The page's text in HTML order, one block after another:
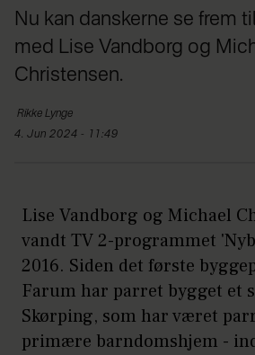
Nu kan danskerne se frem
med Lise Vandborg og
Christensen.
Rikke Lynge
4. Jun 2024 - 11:49
Lise Vandborg og Michael
vandt TV 2-programmet
2016. Siden det første
Farum har parret bygget et
Skørping, som har været
primære barndomshjem -